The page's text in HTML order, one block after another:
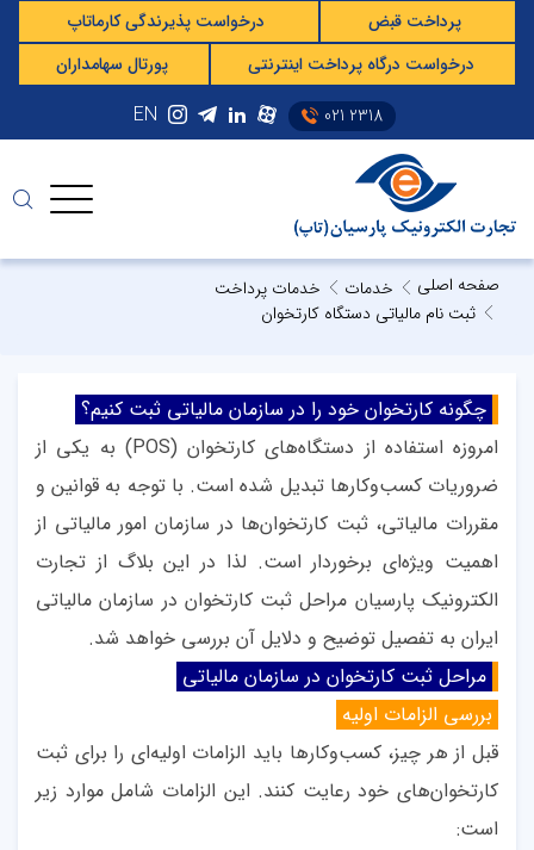
پرداخت قبض
درخواست پذیرندگی کارماتاپ
درخواست درگاه پرداخت اینترنتی
پورتال سهامداران
EN 021 2318
صفحه اصلی خدمات
خدمات پرداخت
ثبت نام مالیاتی دستگاه کارتخوان
چگونه کارتخوان خود را در سازمان مالیاتی ثبت کنیم؟
امروزه استفاده از دستگاه‌های کارتخوان (POS) به یکی از
ضروریات کسب‌وکارها تبدیل شده است. با توجه به قوانین و
مقررات مالیاتی، ثبت کارتخوان‌ها در سازمان امور مالیاتی از
اهمیت ویژه‌ای برخوردار است. لذا در این بلاگ از تجارت
الکترونیک پارسیان مراحل ثبت کارتخوان در سازمان مالیاتی
ایران به تفصیل توضیح و دلایل آن بررسی خواهد شد.
مراحل ثبت کارتخوان در سازمان مالیاتی
بررسی الزامات اولیه
قبل از هر چیز، کسب‌وکارها باید الزامات اولیه‌ای را برای ثبت
کارتخوان‌های خود رعایت کنند. این الزامات شامل موارد زیر
است: